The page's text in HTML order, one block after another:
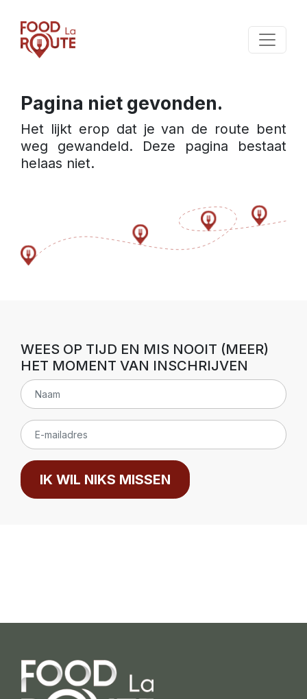
Pagina niet gevonden.
Het lijkt erop dat je van de route bent
weg gewandeld. Deze pagina bestaat
helaas niet.
WEES OP TIJD EN MIS NOOIT (MEER)
HET MOMENT VAN INSCHRIJVEN
IK WIL NIKS MISSEN